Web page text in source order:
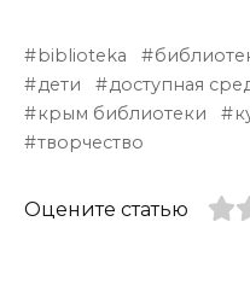
biblioteka
дети
доступная
крым библиотеки
творчество
Оцените статью